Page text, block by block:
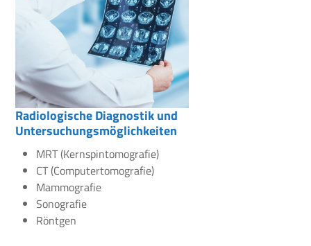
Radiologische Diagnostik und
Untersuchungsmöglichkeiten
MRT (Kernspintomografie)
CT (Computertomografie)
Mammografie
Sonografie
Röntgen